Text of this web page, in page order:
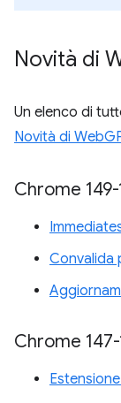
Novità di
Un elenco di
Novità di
Chrome 149-
Convalida
Chrome 147-